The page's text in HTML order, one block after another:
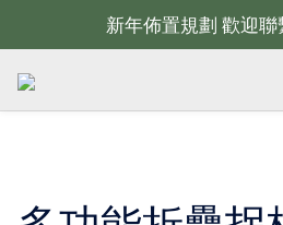
新年佈置規劃 歡迎聯
新年佈置規劃 歡迎聯
新年燈飾 現貨供應；大量